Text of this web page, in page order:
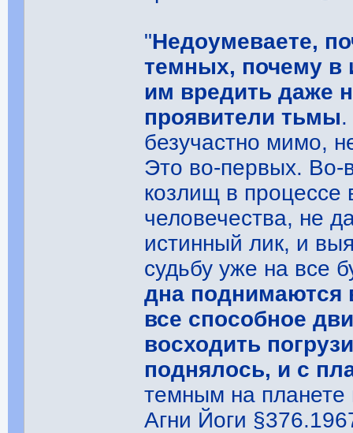
"Недоумеваете,
темных, почему в
им вредить даже
проявители тьмы
безучастно мимо,
Это во-первых. Во-
козлищ в процессе
человечества, не
истинный лик, и
судьбу уже на все
дна поднимаются
все способное
восходить
поднялось, и с
темным на планете
Агни Йоги